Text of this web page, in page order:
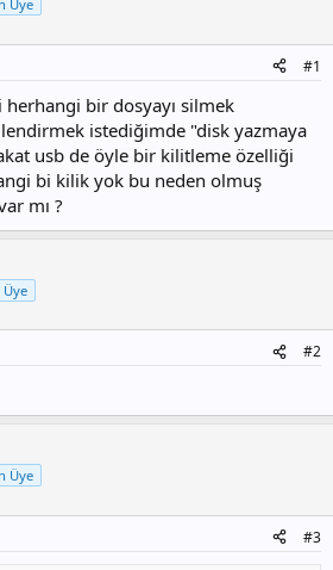
Üye
#1
bir dosyayı silmek
istediğimde "disk yazmaya
usb de öyle bir kilitleme özelliği
bi kilik yok bu neden olmuş
mı ?
Üye
#2
Üye
#3